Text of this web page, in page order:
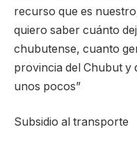
recurso que es
quiero saber cuánto
chubutense, cuanto
provincia del Chubut y
unos pocos”
Subsidio al transporte